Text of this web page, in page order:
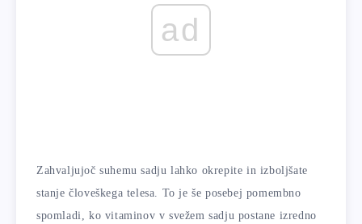
ad
Zahvaljujoč suhemu sadju lahko okrepite in izboljšate
stanje človeškega telesa. To je še posebej pomembno
spomladi, ko vitaminov v svežem sadju postane izredno